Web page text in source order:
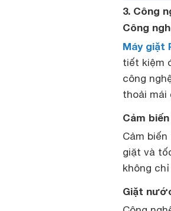
3. Công
Công
Máy giặt
tiết kiệm
công
thoải mái
Cảm
Cảm
giặt và
không
Giặt